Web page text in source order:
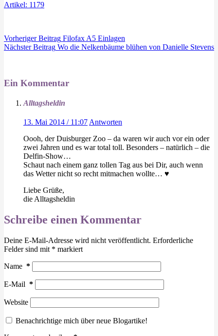
Artikel: 1179
VorherigerBeitrag Filofax A5 Einlagen
NächsterBeitrag Wo die Nelkenbäume blühen von Danielle Stevens
Ein Kommentar
Alltagsheldin
13. Mai 2014 / 11:07Antworten
Oooh, der Duisburger Zoo – da waren wir auch vor ein oder
zwei Jahren und es war total toll. Besonders – natürlich – die
Delfin-Show…
Schaut nach einem ganz tollen Tag aus bei Dir, auch wenn
das Wetter nicht so recht mitmachen wollte… ♥
Liebe Grüße,
die Alltagsheldin
Schreibe einen Kommentar
Deine E-Mail-Adresse wird nicht veröffentlicht. Erforderliche
Felder sind mit * markiert
Name *
E-Mail *
Website
Benachrichtige mich über neue Blogartike!